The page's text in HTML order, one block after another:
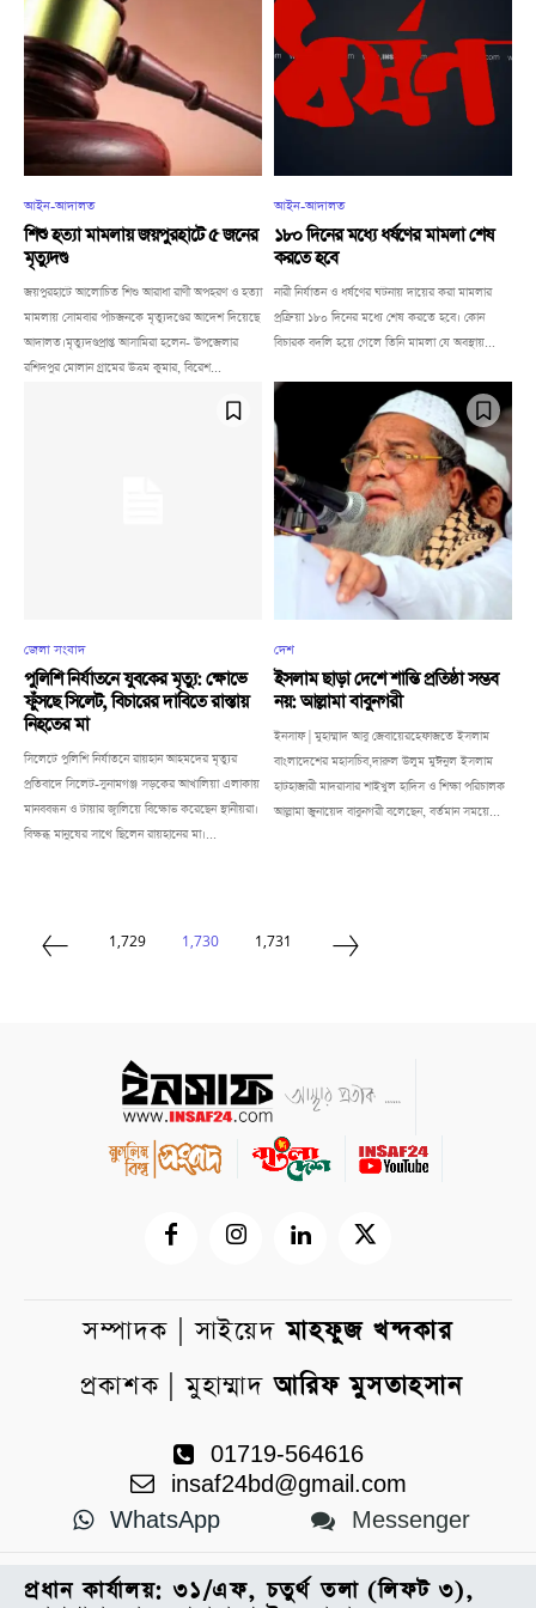
আইন-আদালত
শিশু হত্যা মামলায় জয়পুরহাটে ৫ জনের
মৃত্যুদণ্ড
জয়পুরহাটে আলোচিত শিশু আরাধা রাণী অপহরণ ও হত্যা
মামলায় সোমবার পাঁচজনকে মৃত্যুদণ্ডের আদেশ দিয়েছে
আদালত।মৃত্যুদণ্ডপ্রাপ্ত আসামিরা হলেন- উপজেলার
রশিদপুর মোলান গ্রামের উত্তম কুমার, বিরেশ...
আইন-আদালত
১৮০ দিনের মধ্যে ধর্ষণের মামলা শেষ
করতে হবে
নারী নির্যাতন ও ধর্ষণের ঘটনায় দায়ের করা মামলার
প্রক্রিয়া ১৮০ দিনের মধ্যে শেষ করতে হবে। কোন
বিচারক বদলি হয়ে গেলে তিনি মামলা যে অবস্থায়...
জেলা সংবাদ
পুলিশি নির্যাতনে যুবকের মৃত্যু: ক্ষোভে
ফুঁসছে সিলেট, বিচারের দাবিতে রাস্তায়
নিহতের মা
সিলেটে পুলিশি নির্যাতনে রায়হান আহমদের মৃত্যুর
প্রতিবাদে সিলেট-সুনামগঞ্জ সড়কের আখালিয়া এলাকায়
মানববন্ধন ও টায়ার জ্বালিয়ে বিক্ষোভ করেছেন স্থানীয়রা।
বিক্ষব্ধ মানুষের সাথে ছিলেন রায়হানের মা।...
দেশ
ইসলাম ছাড়া দেশে শান্তি প্রতিষ্ঠা সম্ভব
নয়: আল্লামা বাবুনগরী
ইনসাফ | মুহাম্মাদ আবু জেবায়েরহেফাজতে ইসলাম
বাংলাদেশের মহাসচিব,দারুল উলুম মুঈনুল ইসলাম
হাটহাজারী মাদরাসার শাইখুল হাদিস ও শিক্ষা পরিচালক
আল্লামা জুনায়েদ বাবুনগরী বলেছেন, বর্তমান সময়ে...
1,729 1,730 1,731
সম্পাদক | সাইয়েদমাহফুজ খন্দকার
প্রকাশক | মুহাম্মাদআরিফ মুসতাহসান
01719-564616
insaf24bd@gmail.com
WhatsApp
Messenger
প্রধান কার্যালয়: ৩১/এফ, চতুর্থ তলা (লিফট ৩),